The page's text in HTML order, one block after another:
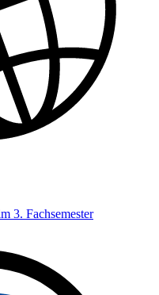
3. Fachsemester